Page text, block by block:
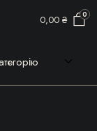
0,00 ₴ 0